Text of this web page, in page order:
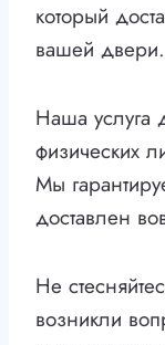
который
вашей двери.
Наша услуга
физических
Мы
доставлен
Не
возникли